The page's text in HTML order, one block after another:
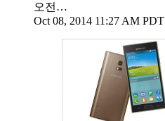
오전…
Oct 08, 2014 11:27 AM PDT